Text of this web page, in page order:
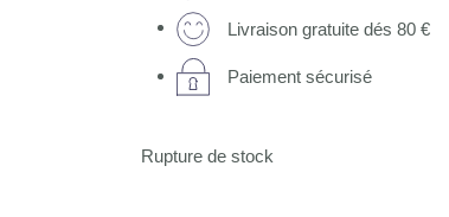
Livraison gratuite dés 80 €
Paiement sécurisé
Rupture de stock